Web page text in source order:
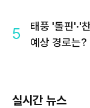
5
태풍 '돌핀'·'
예상 경로는?
실시간 뉴스